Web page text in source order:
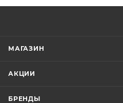
МАГАЗИН
АКЦИИ
БРЕНДЫ